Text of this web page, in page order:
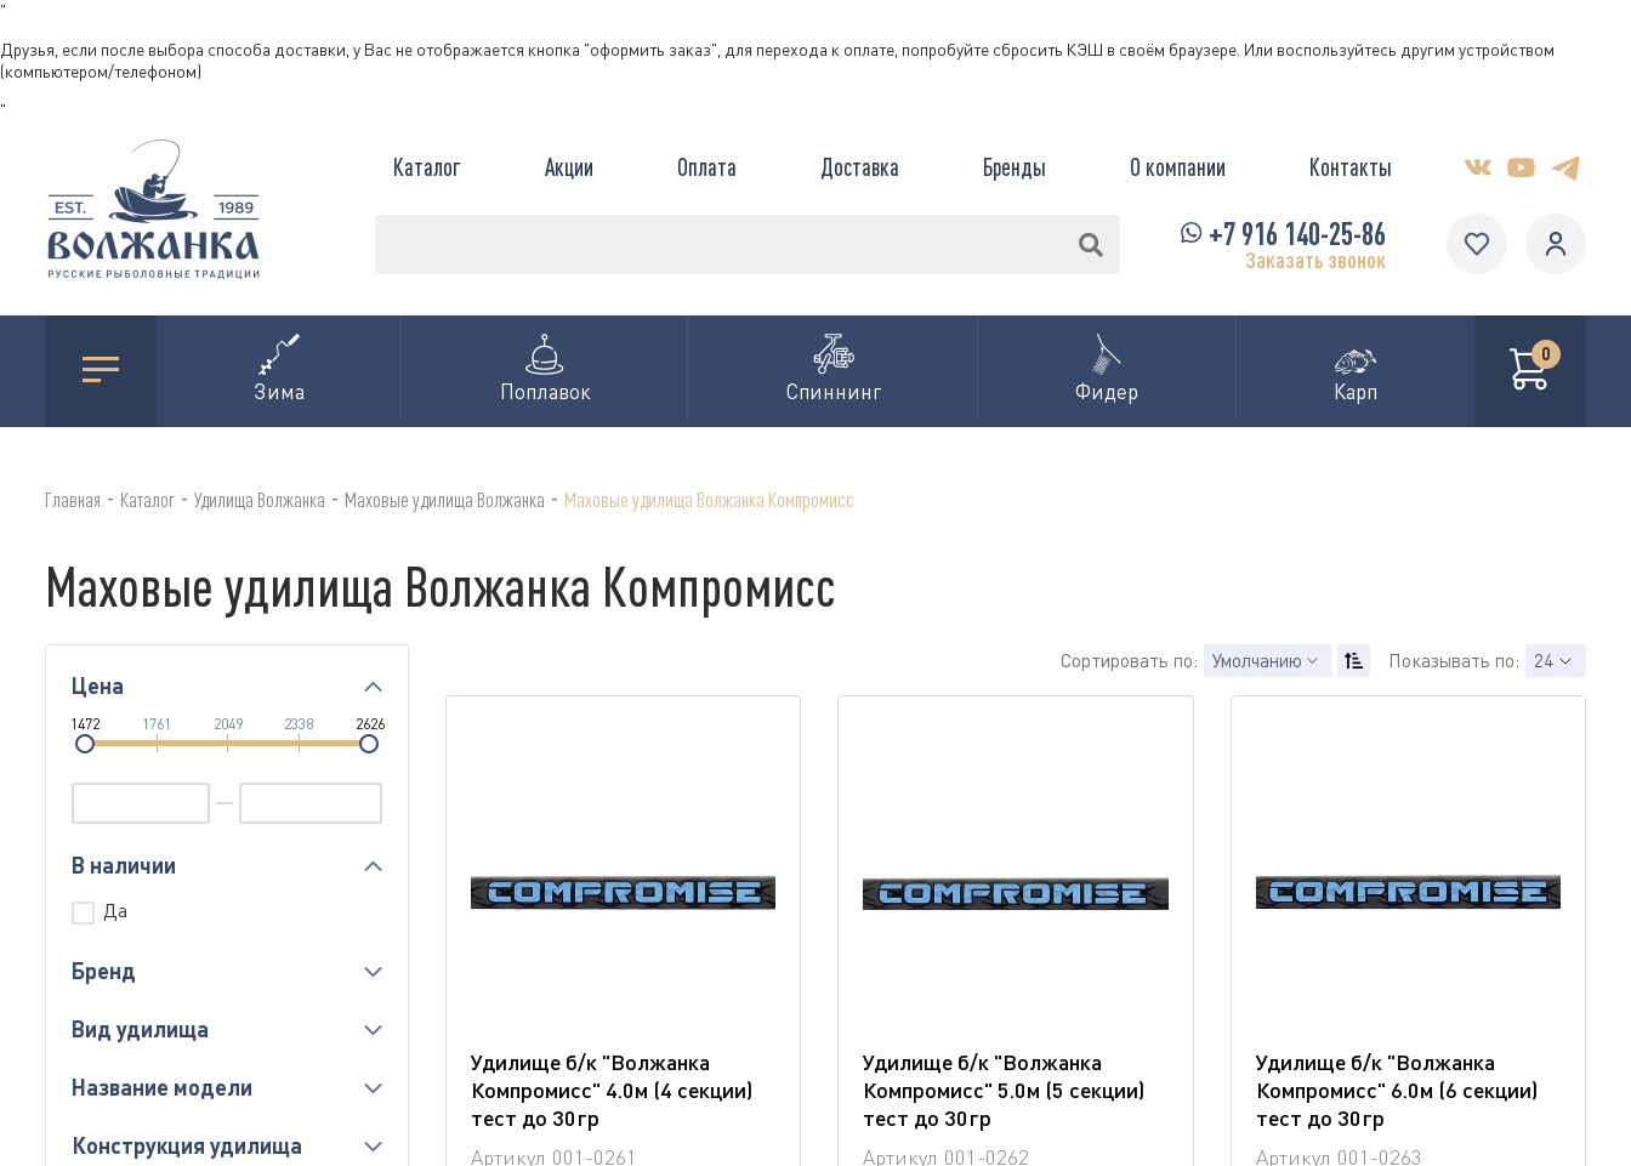
"
Друзья, если после выбора способа доставки, у Вас не отображается кнопка "оформить заказ", для перехода к оплате, попробуйте сбросить КЭШ в своём браузере. Или воспользуйтесь другим устройством
(компьютером/телефоном)
"
Каталог Акции Оплата Доставка Бренды О компании Контакты
+7 916 140-25-86
Заказать звонок
Зима Поплавок Спиннинг Фидер Карп
0
Главная - Каталог - Удилища Волжанка - Маховые удилища Волжанка - Маховые удилища Волжанка Компромисс
Маховые удилища Волжанка Компромисс
Цена
1472 1761 2049 2338 2626
В наличии
Да
Бренд
Вид удилища
Название модели
Конструкция удилища
Сортировать по: Умолчанию Показывать по: 24
Удилище б/к "Волжанка
Компромисс" 4.0м (4 секции)
тест до 30гр
Артикул 001-0261
Удилище б/к "Волжанка
Компромисс" 5.0м (5 секции)
тест до 30гр
Артикул 001-0262
Удилище б/к "Волжанка
Компромисс" 6.0м (6 секции)
тест до 30гр
Артикул 001-0263